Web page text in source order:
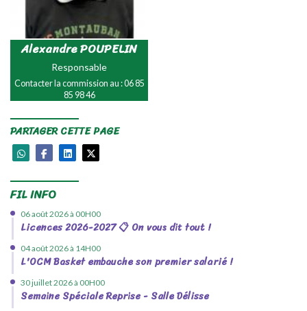
Alexandre POUPELIN
Responsable
Contacter la commission au : 06 85
85 98 46
PARTAGER CETTE PAGE
FIL INFO
06 août 2026 à 00H00
Licences 2026-2027 📋 On vous dit tout !
04 août 2026 à 14H00
L'OCM Basket embauche son premier salarié !
30 juillet 2026 à 00H00
Semaine Spéciale Reprise - Salle Délisse